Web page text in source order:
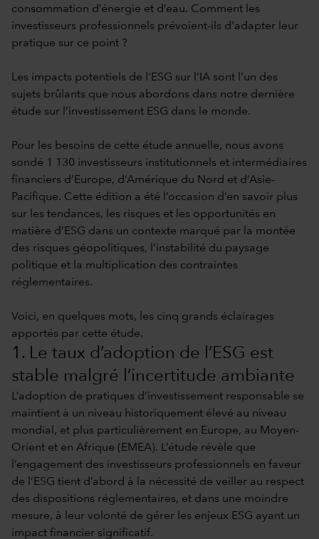
consommation d’énergie et d’eau. Comment les
investisseurs professionnels prévoient-ils d'adapter leur
pratique sur ce point ?
Les impacts potentiels de l’ESG sur l’IA sont l’un des
sujets brûlants que nous abordons dans notre dernière
étude sur l’investissement ESG dans le monde.
Pour les besoins de cette étude annuelle, nous avons
sondé 1 130 investisseurs institutionnels et intermédiaires
financiers d’Europe, d’Amérique du Nord et d’Asie-
Pacifique. Cette édition a été l’occasion d’en savoir plus
sur les tendances, les risques et les opportunités en
matière d’ESG dans un contexte marqué par la montée
des risques géopolitiques, l’instabilité du paysage
politique et la multiplication des contraintes
réglementaires.
Voici, en quelques mots, les cinq grands éclairages
apportés par cette étude.
1. Le taux d’adoption de l’ESG est
stable malgré l’incertitude ambiante
L’adoption de pratiques d’investissement responsable se
maintient à un niveau historiquement élevé au niveau
mondial, et plus particulièrement en Europe, au Moyen-
Orient et en Afrique (EMEA). L’étude révèle que
l’engagement des investisseurs professionnels en faveur
de l’ESG tient d’abord à la nécessité de veiller au respect
des dispositions réglementaires, et dans une moindre
mesure, à leur volonté de gérer les enjeux ESG ayant un
impact financier significatif.